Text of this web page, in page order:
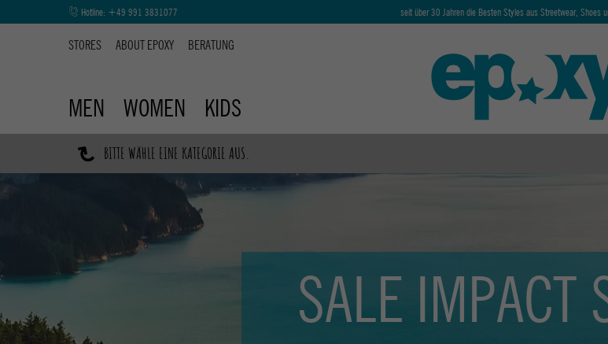
Hotline: +49 991 3831077 seit über 30 Jahren die Besten Styles aus Streetwear, Shoes
STORES ABOUT EPOXY BERATUNG
MEN WOMEN KIDS
↷ BITTE WÄHLE EINE KATEGORIE AUS.
SALE IMPACT